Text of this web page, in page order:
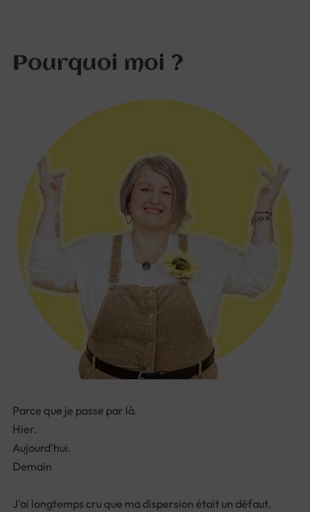
Pourquoi moi ?
Parce que je passe par là.
Hier.
Aujourd’hui.
Demain
J’ai longtemps cru que ma dispersion était un défaut.